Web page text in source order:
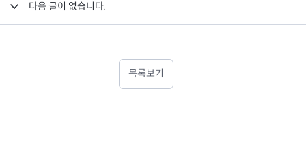
다음 글이 없습니다.
목록보기